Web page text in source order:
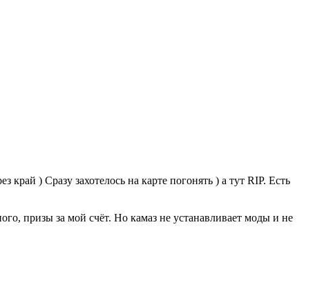
) Сразу захотелось на карте погонять ) а тут RIP. Есть
призы за мой счёт. Но камаз не устанавливает моды и не